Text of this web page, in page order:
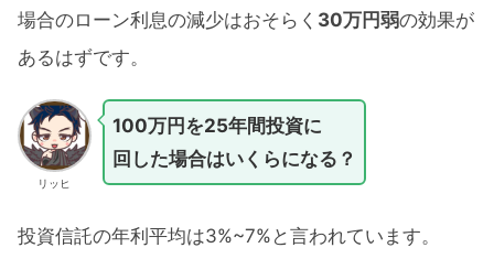
場合のローン利息の減少はおそらく 30万円弱の効果が
あるはずです。
リッヒ
100万円を25年間投資に
回した場合はいくらになる？
投資信託の年利平均は3%~7%と言われています。